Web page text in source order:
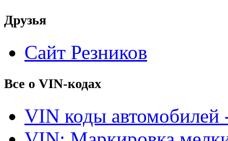
Друзья
Сайт Резников
Все о VIN-кодах
VIN коды автомобилей